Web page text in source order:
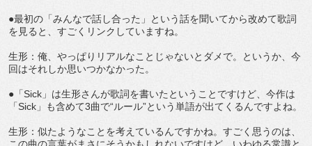
●最初の「みんなで話し合った」という話を聞いてから改めて歌詞
を見ると、すごくリンクしていますね。
生形：俺、やっぱりリアルなことじゃないとダメで。というか、今
回はそれしか思いつかなかった。
●「Sick」は生形さんが歌詞を書いたということですけど、今作は
「Sick」も含めて3曲で“ルール”という単語が出てくるんですよね。
生形：似たようなことを考えているんですかね。すごく思うのは、